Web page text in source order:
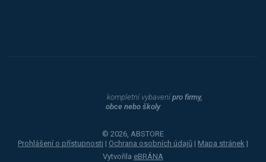
kompletní vybavenípro firmy,
obce nebo školy
© 2026, ABSTORE
Prohlášení o přístupnosti | Ochrana osobních údajů | Mapa stránek |
Vytvořila eBRÁNA